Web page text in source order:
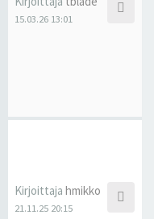
15.03.26 13:01
Kirjoittaja hmikko
21.11.25 20:15